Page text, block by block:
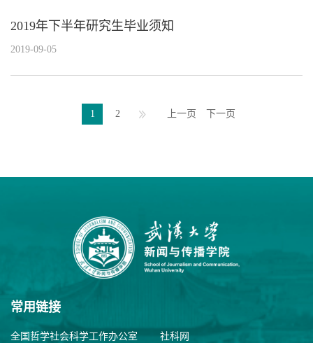
2019年下半年研究生毕业须知
2019-09-05
1 2 上一页 下一页
常用链接
全国哲学社会科学工作办公室 社科网